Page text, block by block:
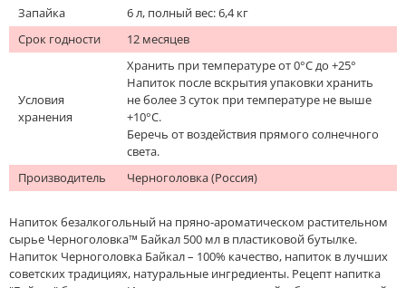
Запайка
6 л, полный вес: 6,4 кг
Срок годности
12 месяцев
Условия
хранения
Хранить при температуре от 0°C до +25°
Напиток после вскрытия упаковки хранить
не более 3 суток при температуре не выше
+10°C.
Беречь от воздействия прямого солнечного
света.
Производитель
Черноголовка (Россия)
Напиток безалкогольный на пряно-ароматическом растительном
сырье Черноголовка™ Байкал 500 мл в пластиковой бутылке.
Напиток Черноголовка Байкал – 100% качество, напиток в лучших
советских традициях, натуральные ингредиенты. Рецепт напитка